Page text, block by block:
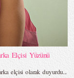
Elçisi Yüzünü
elçisi olarak duyurdu...